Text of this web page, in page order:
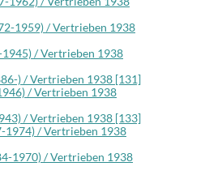
1959) / Vertrieben 1938
1945) / Vertrieben 1938
) / Vertrieben 1938 [131]
/ Vertrieben 1938
/ Vertrieben 1938 [133]
1974) / Vertrieben 1938
1970) / Vertrieben 1938